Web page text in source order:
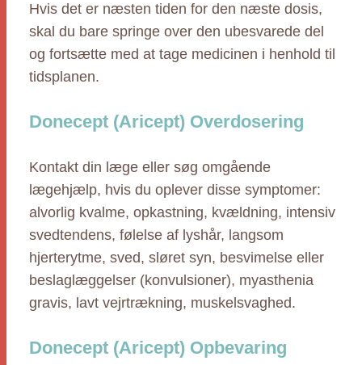
Hvis det er næsten tiden for den næste dosis,
skal du bare springe over den ubesvarede del
og fortsætte med at tage medicinen i henhold til
tidsplanen.
Donecept (Aricept) Overdosering
Kontakt din læge eller søg omgående
lægehjælp, hvis du oplever disse symptomer:
alvorlig kvalme, opkastning, kvældning, intensiv
svedtendens, følelse af lyshår, langsom
hjerterytme, sved, sløret syn, besvimelse eller
beslaglæggelser (konvulsioner), myasthenia
gravis, lavt vejrtrækning, muskelsvaghed.
Donecept (Aricept) Opbevaring